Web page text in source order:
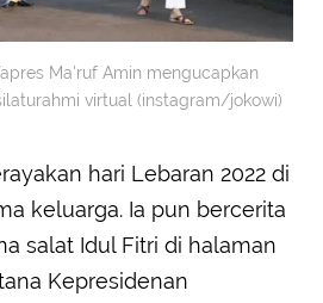
Ma'ruf Amin mengucapkan
virtual (instagram/jokowi)
hari Lebaran 2022 di
keluarga. Ia pun bercerita
salat Idul Fitri di halaman
Kepresidenan